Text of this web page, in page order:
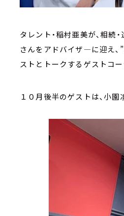
タレント・稲村亜美が、相続
さんをアドバイザ―に迎え、
ストとトークするゲストコー
１０月後半のゲストは、小園